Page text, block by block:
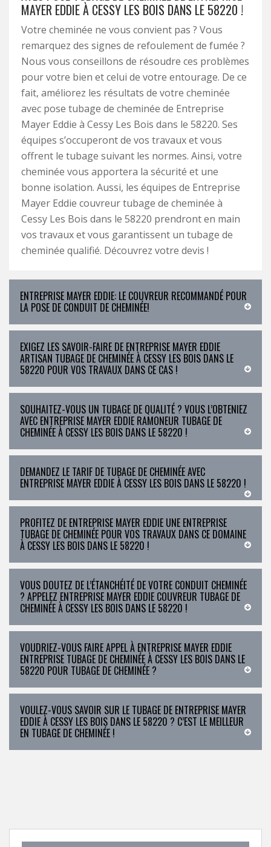
MAYER EDDIE À CESSY LES BOIS DANS LE 58220 !
Votre cheminée ne vous convient pas ? Vous
remarquez des signes de refoulement de fumée ?
Nous vous conseillons de résoudre ces problèmes
pour votre bien et celui de votre entourage. De ce
fait, améliorez les résultats de votre cheminée
avec pose tubage de cheminée de Entreprise
Mayer Eddie à Cessy Les Bois dans le 58220. Ses
équipes s’occuperont de vos travaux et vous
offrent le tubage suivant les normes. Ainsi, votre
cheminée vous apportera la sécurité et une
bonne isolation. Aussi, les équipes de Entreprise
Mayer Eddie couvreur tubage de cheminée à
Cessy Les Bois dans le 58220 prendront en main
vos travaux et vous garantissent un tubage de
cheminée qualifié. Découvrez votre devis !
ENTREPRISE MAYER EDDIE: LE COUVREUR RECOMMANDÉ POUR
LA POSE DE CONDUIT DE CHEMINÉE!
EXIGEZ LES SAVOIR-FAIRE DE ENTREPRISE MAYER EDDIE
ARTISAN TUBAGE DE CHEMINÉE À CESSY LES BOIS DANS LE
58220 POUR VOS TRAVAUX DANS CE CAS !
SOUHAITEZ-VOUS UN TUBAGE DE QUALITÉ ? VOUS L’OBTENIEZ
AVEC ENTREPRISE MAYER EDDIE RAMONEUR TUBAGE DE
CHEMINÉE À CESSY LES BOIS DANS LE 58220 !
DEMANDEZ LE TARIF DE TUBAGE DE CHEMINÉE AVEC
ENTREPRISE MAYER EDDIE À CESSY LES BOIS DANS LE 58220 !
PROFITEZ DE ENTREPRISE MAYER EDDIE UNE ENTREPRISE
TUBAGE DE CHEMINÉE POUR VOS TRAVAUX DANS CE DOMAINE
À CESSY LES BOIS DANS LE 58220 !
VOUS DOUTEZ DE L’ÉTANCHÉITÉ DE VOTRE CONDUIT CHEMINÉE
? APPELEZ ENTREPRISE MAYER EDDIE COUVREUR TUBAGE DE
CHEMINÉE À CESSY LES BOIS DANS LE 58220 !
VOUDRIEZ-VOUS FAIRE APPEL À ENTREPRISE MAYER EDDIE
ENTREPRISE TUBAGE DE CHEMINÉE À CESSY LES BOIS DANS LE
58220 POUR TUBAGE DE CHEMINÉE ?
VOULEZ-VOUS SAVOIR SUR LE TUBAGE DE ENTREPRISE MAYER
EDDIE À CESSY LES BOIS DANS LE 58220 ? C’EST LE MEILLEUR
EN TUBAGE DE CHEMINÉE !